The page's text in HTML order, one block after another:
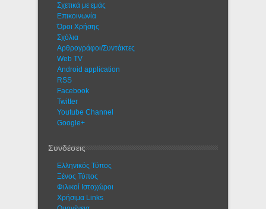
Σχετικά με εμάς
Eπικοινωνία
Όροι Χρήσης
Σχόλια
Αρθρογράφοι/Συντάκτες
Web TV
Android application
RSS
Facebook
Twitter
Youtube Channel
Google+
Συνδέσεις
Ελληνικός Τύπος
Ξένος Τύπος
Φιλικοί Ιστοχώροι
Χρήσιμα Links